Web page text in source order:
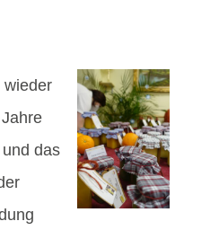
wieder
das